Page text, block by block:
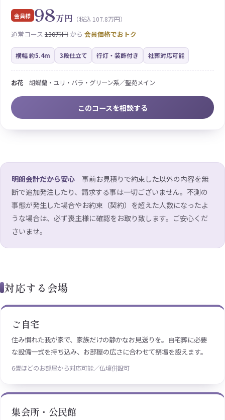
会員様 98万円 （税込 107.8万円）
通常コース130万円から 会員価格でおトク
横幅 約5.4m 3段仕立て 行灯・装飾付き 社葬対応可能
お花胡蝶蘭・ユリ・バラ・グリーン系／聖苑メイン
このコースを相談する
明朗会計だから安心 事前お見積りで約束した以外の内容を無
断で追加発注したり、請求する事は一切ございません。不測の
事態が発生した場合やお約束（契約）を超えた人数になったよ
うな場合は、必ず喪主様に確認をお取り致します。ご安心くだ
さいませ。
対応する会場
ご自宅
住み慣れた我が家で、家族だけの静かなお見送りを。自宅葬に必要
な設備一式を持ち込み、お部屋の広さに合わせて祭壇を設えます。
6畳ほどのお部屋から対応可能／仏壇併設可
集会所・公民館